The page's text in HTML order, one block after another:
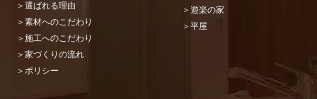
＞選ばれる理由
＞素材へのこだわり
＞施工へのこだわり
＞家づくりの流れ
＞ポリシー
＞遊楽の家
＞平屋